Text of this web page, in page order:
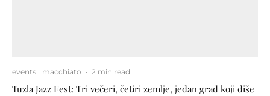
events macchiato · 2 min read
Tuzla Jazz Fest: Tri večeri, četiri zemlje, jedan grad koji diše